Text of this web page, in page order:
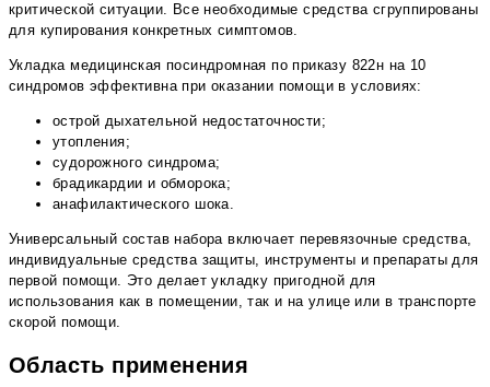
критической ситуации. Все необходимые средства сгруппированы
для купирования конкретных симптомов.
Укладка медицинская посиндромная по приказу 822н на 10
синдромов эффективна при оказании помощи в условиях:
острой дыхательной недостаточности;
утопления;
судорожного синдрома;
брадикардии и обморока;
анафилактического шока.
Универсальный состав набора включает перевязочные средства,
индивидуальные средства защиты, инструменты и препараты для
первой помощи. Это делает укладку пригодной для
использования как в помещении, так и на улице или в транспорте
скорой помощи.
Область применения